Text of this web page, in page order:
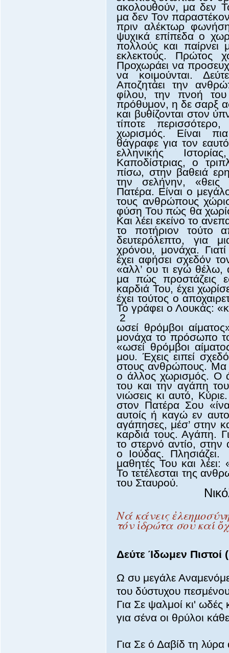
ακολουθούν, μα δεν
μα δεν Τον
πριν αλέκτωρ
ψυχικά επίπεδα ο
πολλούς και παίρνει
εκλεκτούς. Πρώτος
Προχωράει να
να κοιμούνται.
Αποζητάει την
φίλου, την πνοή
πρόθυμον, η δε σαρξ
και βυθίζονται στον
τίποτε
χωρισμός. Είναι
θάγραφε για τον
ελληνικής
Καποδίστριας, ο
πίσω, στην βαθειά
την σελήνην, «θεις
Πατέρα. Είναι ο
τους ανθρώπους
φύση Του πώς θα
Και λέει εκείνο το
το ποτήριον τούτο
δευτερόλεπτο, για
χρόνου, μονάχα.
έχει αφήσει σχεδόν
«αλλ’ ου τι εγώ θέλω,
μα πώς προστάζεις
καρδιά Του, έχει
έχει τούτος ο
Το γράφει ο Λουκάς:
2
ωσεί θρόμβοι
μονάχα το πρόσωπο
«ωσεί θρόμβοι
μου. Έχεις ειπεί
στους ανθρώπους. Μα
ο άλλος χωρισμός. Ο
του και την αγάπη
νιώσεις κι αυτό,
στον Πατέρα Σου
αυτοίς ή καγώ εν
αγάπησες, μέσ’ στην
καρδιά τους. Αγάπη.
το στερνό αντίο, στην
ο Ιούδας.
μαθητές Του και
Το τετέλεσται της
του Σταυρού.
Νά κάνεις
τόν ἱδρώτα σου καί
Δεύτε Ίδωμεν Πιστοί
Ω συ μεγάλε
του δύστυχου
Για Σε ψαλμοί κι' ωδές
για σένα οι θρύλοι
Για Σε ό Δαβίδ τη